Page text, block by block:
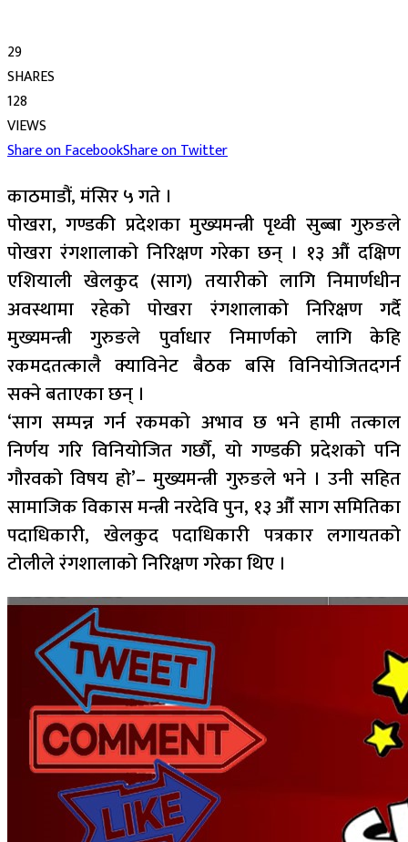
29
SHARES
128
VIEWS
Share on FacebookShare on Twitter
काठमाडौं, मंसिर ५ गते ।
पोखरा, गण्डकी प्रदेशका मुख्यमन्त्री पृथ्वी सुब्बा गुरुङले
पोखरा रंगशालाको निरिक्षण गरेका छन् । १३ औं दक्षिण
एशियाली खेलकुद (साग) तयारीको लागि निमार्णधीन
अवस्थामा रहेको पोखरा रंगशालाको निरिक्षण गर्दै
मुख्यमन्त्री गुरुङले पुर्वाधार निमार्णको लागि केहि
रकमदतत्कालै क्याविनेट बैठक बसि विनियोजितदगर्न
सक्ने बताएका छन् ।
‘साग सम्पन्न गर्न रकमको अभाव छ भने हामी तत्काल
निर्णय गरि विनियोजित गर्छौ, यो गण्डकी प्रदेशको पनि
गौरवको विषय हो’– मुख्यमन्त्री गुरुङले भने । उनी सहित
सामाजिक विकास मन्त्री नरदेवि पुन, १३ औँ साग समितिका
पदाधिकारी, खेलकुद पदाधिकारी पत्रकार लगायतको
टोलीले रंगशालाको निरिक्षण गरेका थिए ।